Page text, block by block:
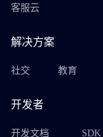
客服云
解决方案
社交 教育
开发者
开发文档